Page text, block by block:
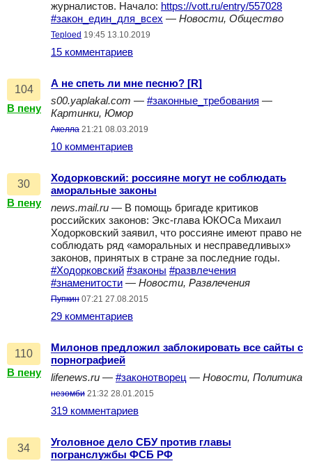
журналистов. Начало: https://vott.ru/entry/557028
#закон_един_для_всех — Новости, Общество
Teploed 19:45 13.10.2019
15 комментариев
104
В пену
А не спеть ли мне песню? [R]
s00.yaplakal.com — #законные_требования —
Картинки, Юмор
Акелла 21:21 08.03.2019
10 комментариев
30
В пену
Ходорковский: россияне могут не соблюдать
аморальные законы
news.mail.ru — В помощь бригаде критиков
российских законов: Экс-глава ЮКОСа Михаил
Ходорковский заявил, что россияне имеют право не
соблюдать ряд «аморальных и несправедливых»
законов, принятых в стране за последние годы.
#Ходорковский #законы #развлечения
#знаменитости — Новости, Развлечения
Пупкин 07:21 27.08.2015
29 комментариев
110
В пену
Милонов предложил заблокировать все сайты с
порнографией
lifenews.ru — #законотворец — Новости, Политика
незомби 21:32 28.01.2015
319 комментариев
34
Уголовное дело СБУ против главы
погранслужбы ФСБ РФ